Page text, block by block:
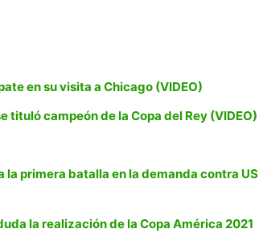
en su visita a Chicago (VIDEO)
tituló campeón de la Copa del Rey (VIDEO)
primera batalla en la demanda contra US
la realización de la Copa América 2021